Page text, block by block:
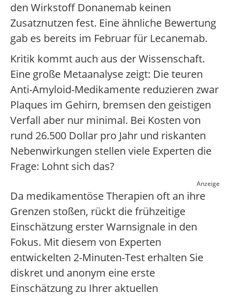
den Wirkstoff Donanemab keinen
Zusatznutzen fest. Eine ähnliche Bewertung
gab es bereits im Februar für Lecanemab.
Kritik kommt auch aus der Wissenschaft.
Eine große Metaanalyse zeigt: Die teuren
Anti-Amyloid-Medikamente reduzieren zwar
Plaques im Gehirn, bremsen den geistigen
Verfall aber nur minimal. Bei Kosten von
rund 26.500 Dollar pro Jahr und riskanten
Nebenwirkungen stellen viele Experten die
Frage: Lohnt sich das?
Anzeige
Da medikamentöse Therapien oft an ihre
Grenzen stoßen, rückt die frühzeitige
Einschätzung erster Warnsignale in den
Fokus. Mit diesem von Experten
entwickelten 2-Minuten-Test erhalten Sie
diskret und anonym eine erste
Einschätzung zu Ihrer aktuellen